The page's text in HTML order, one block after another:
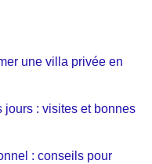
une villa privée en
jours : visites et bonnes
: conseils pour